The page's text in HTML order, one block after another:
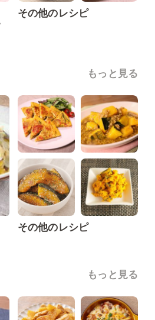
その他のレシピ
もっと見る
その他のレシピ
もっと見る